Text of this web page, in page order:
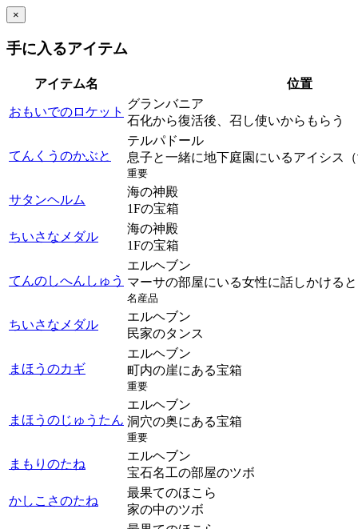
×
手に入るアイテム
アイテム名 位置
おもいでのロケット
グランバニア
石化から復活後、召し使いからもらう
てんくうのかぶと
テルパドール
息子と一緒に地下庭園にいるアイシス
重要
サタンヘルム
海の神殿
1Fの宝箱
ちいさなメダル
海の神殿
1Fの宝箱
てんのしへんしゅう
エルヘブン
マーサの部屋にいる女性に話しかける
名産品
ちいさなメダル
エルヘブン
民家のタンス
まほうのカギ
エルヘブン
町内の崖にある宝箱
重要
まほうのじゅうたん
エルヘブン
洞穴の奥にある宝箱
重要
まもりのたね
エルヘブン
宝石名工の部屋のツボ
かしこさのたね
最果てのほこら
家の中のツボ